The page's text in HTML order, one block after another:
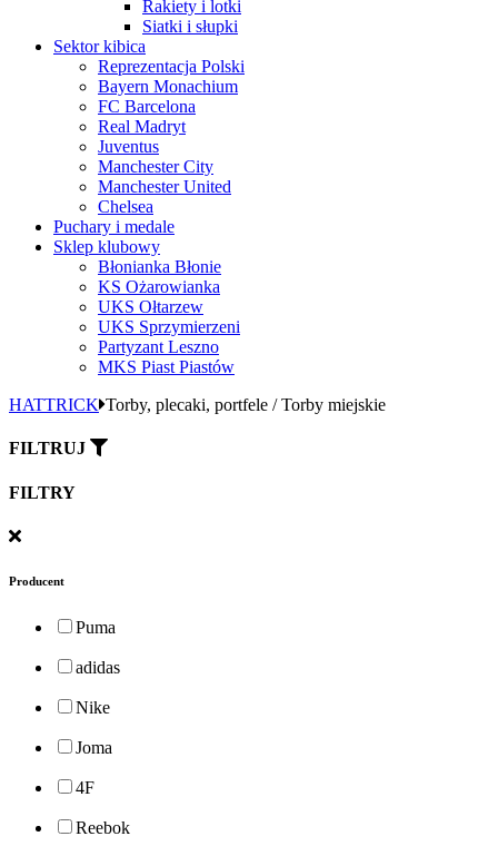
Rakiety i lotki
Siatki i słupki
Sektor kibica
Reprezentacja Polski
Bayern Monachium
FC Barcelona
Real Madryt
Juventus
Manchester City
Manchester United
Chelsea
Puchary i medale
Sklep klubowy
Błonianka Błonie
KS Ożarowianka
UKS Ołtarzew
UKS Sprzymierzeni
Partyzant Leszno
MKS Piast Piastów
HATTRICK Torby, plecaki, portfele / Torby miejskie
FILTRUJ
FILTRY
Producent
Puma
adidas
Nike
Joma
4F
Reebok